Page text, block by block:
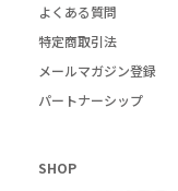
よくある質問
特定商取引法
メールマガジン登録
パートナーシップ
SHOP